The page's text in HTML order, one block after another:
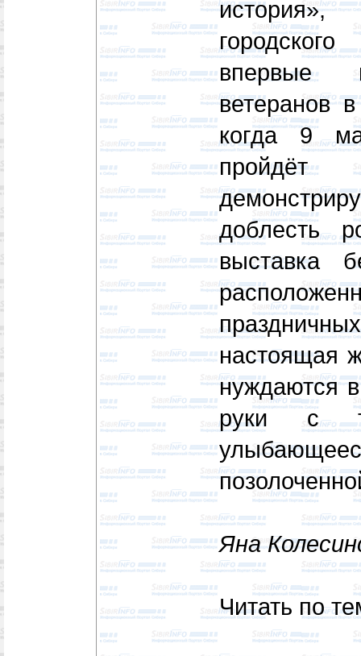
впервые
ветеранов
когда 9
пройдёт
доблесть
выставка
настоящая
нуждаются
руки с
Яна
Читать по